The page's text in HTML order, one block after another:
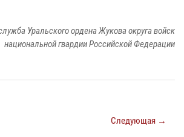
Уральского ордена Жукова округа войск
национальной гвардии Российской Федерации
Следующая →